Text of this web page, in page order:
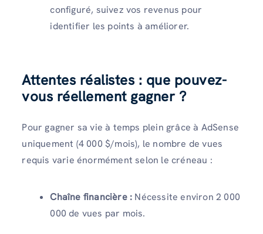
configuré, suivez vos revenus pour
identifier les points à améliorer.
Attentes réalistes : que pouvez-
vous réellement gagner ?
Pour gagner sa vie à temps plein grâce à AdSense
uniquement (4 000 $/mois), le nombre de vues
requis varie énormément selon le créneau :
Chaîne financière : Nécessite environ 2 000
000 de vues par mois.